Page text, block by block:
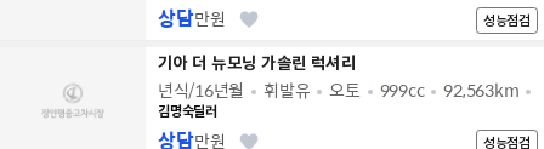
성능점검
상담만원
기아 더 뉴모닝 가솔린 럭셔리
년식/16년월 휘발유 오토 999cc 92,563km
김명숙딜러
성능점검
상담만원